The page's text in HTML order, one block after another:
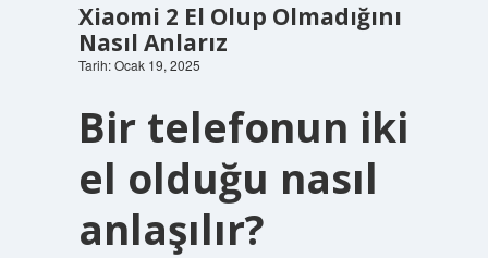
Xiaomi 2 El Olup Olmadığını
Nasıl Anlarız
Tarih: Ocak 19, 2025
Bir telefonun iki
el olduğu nasıl
anlaşılır?